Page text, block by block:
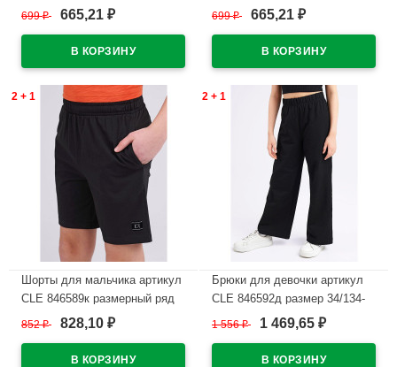
34/134-42/158 цвет зеленый
699₽ 665,21 ₽
34/134-42/158 цвет джинсовый
699₽ 665,21 ₽
2 + 1
Шорты для мальчика артикул
CLE 846589к размерный ряд
34/134-42/158 цвет черный
852₽ 828,10 ₽
2 + 1
Брюки для девочки артикул
CLE 846592д размер 34/134-
42/158 цвет черный
1 556₽ 1 469,65 ₽